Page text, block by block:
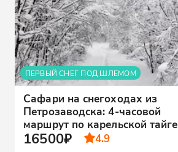
ПЕРВЫЙ СНЕГ ПОД ШЛЕМОМ
Сафари на снегоходах из
Петрозаводска: 4-часовой
маршрут по карельской тайге
16500₽ 4.9